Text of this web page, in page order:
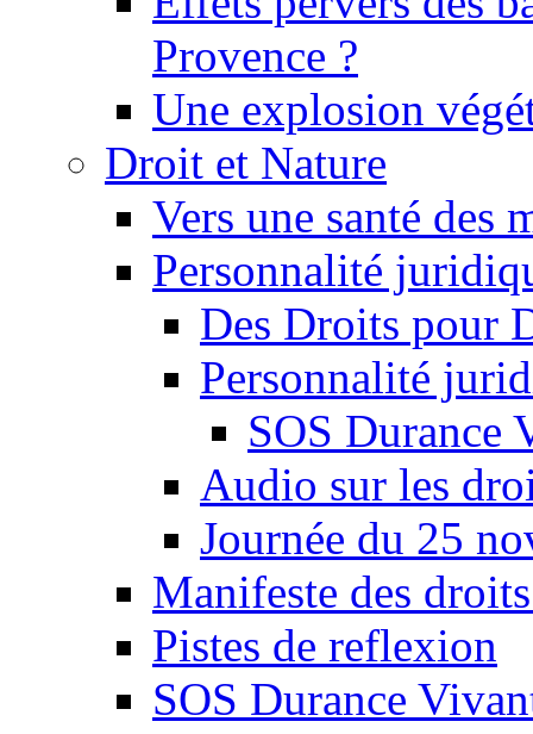
Provence ?
Une explosion
Droit et Nature
Vers une santé des
Personnalité
Des Droits pour
Personnalité
SOS Durance
Audio sur les
Journée du 25
Manifeste des
Pistes de reflexion
SOS Durance